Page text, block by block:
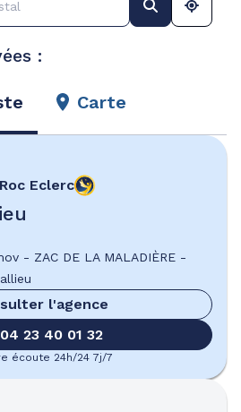
:
Carte
Roc Eclerc
- ZAC DE LA MALADIÈRE -
l'agence
04 23 40 01 32
écoute 24h/24 7j/7